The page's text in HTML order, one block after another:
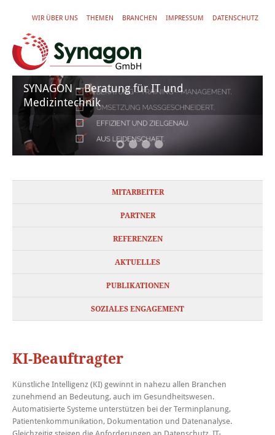
WIR ÜBER UNS THEMEN BRANCHEN IMPRESSUM DATENSCHUTZ
SYNAGON – Beratung für IT und
Medizintechnik
MITARBEITER
PARTNER
REFERENZEN
AKTUELLES
PUBLIKATIONEN
SOZIALES ENGAGEMENT
KI-Beauftragter
Künstliche Intelligenz (KI) gewinnt in nahezu allen Branchen
zunehmend an Bedeutung, auch im Gesundheitswesen.
Automatisierte Systeme unterstützen bei der Terminplanung,
Patientenkommunikation, Dokumentation und Datenanalyse.